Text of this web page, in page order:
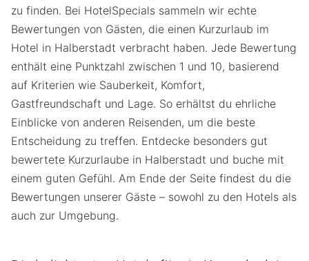
zu finden. Bei HotelSpecials sammeln wir echte
Bewertungen von Gästen, die einen Kurzurlaub im
Hotel in Halberstadt verbracht haben. Jede Bewertung
enthält eine Punktzahl zwischen 1 und 10, basierend
auf Kriterien wie Sauberkeit, Komfort,
Gastfreundschaft und Lage. So erhältst du ehrliche
Einblicke von anderen Reisenden, um die beste
Entscheidung zu treffen. Entdecke besonders gut
bewertete Kurzurlaube in Halberstadt und buche mit
einem guten Gefühl. Am Ende der Seite findest du die
Bewertungen unserer Gäste – sowohl zu den Hotels als
auch zur Umgebung.